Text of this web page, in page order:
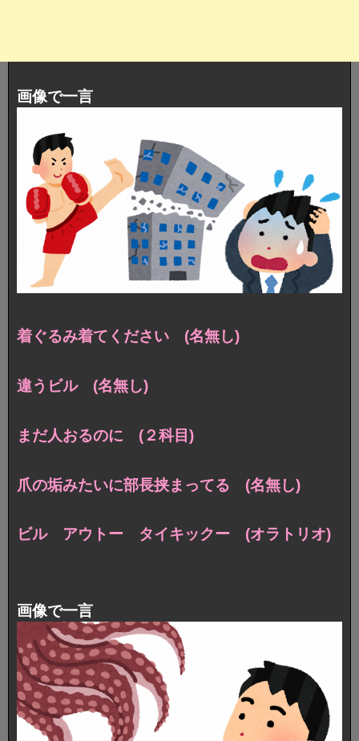
画像で一言
着ぐるみ着てください (名無し)
違うビル (名無し)
まだ人おるのに (２科目)
爪の垢みたいに部長挟まってる (名無し)
ビル アウトー タイキックー (オラトリオ)
画像で一言